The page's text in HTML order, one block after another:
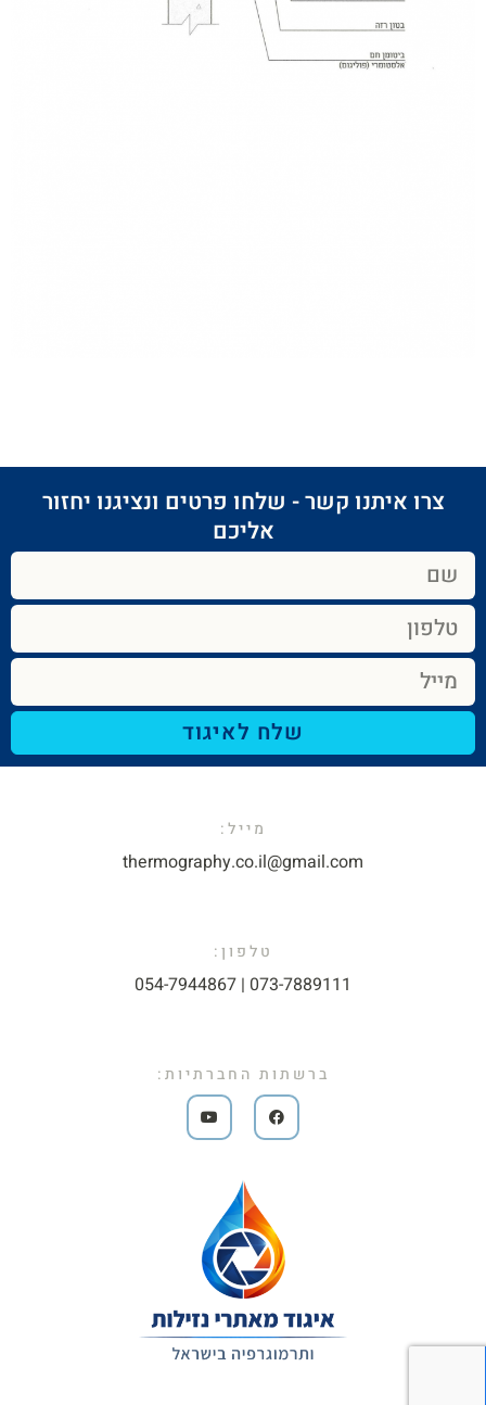
צרו איתנו קשר - שלחו פרטים ונציגנו יחזור
אליכם​
שלח לאיגוד
מייל:​
thermography.co.il@gmail.com​
טלפון:
073-7889111 | 054-7944867​
ברשתות החברתיות: